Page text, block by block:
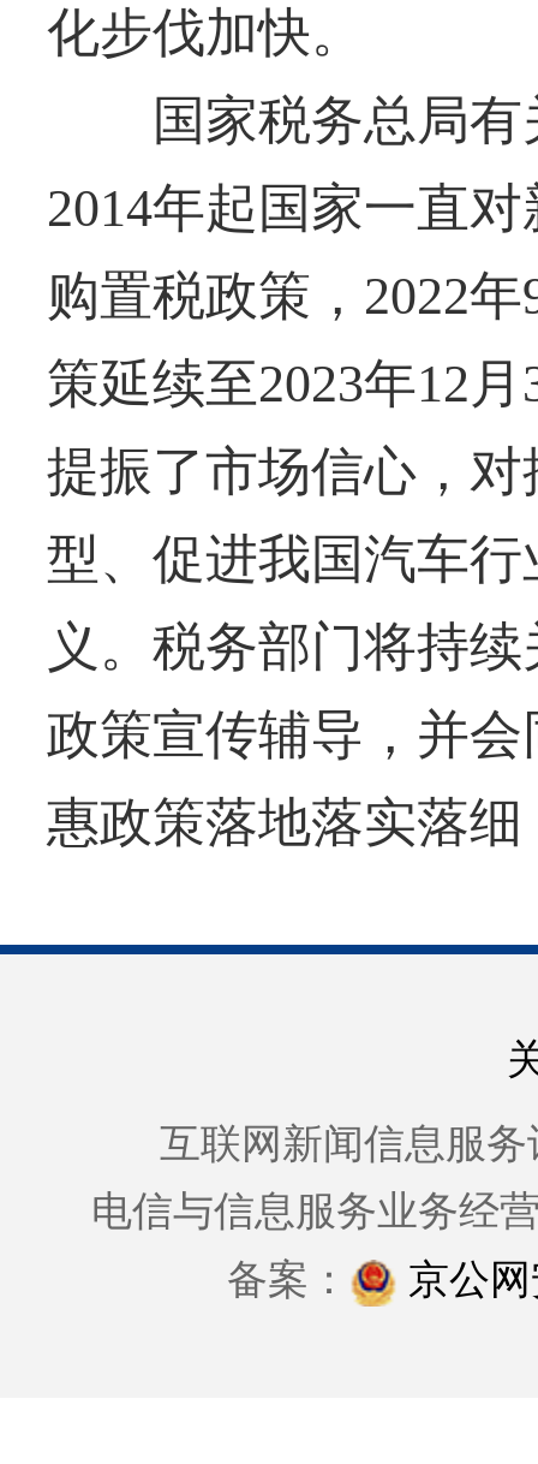
化步伐加快。
国家税务总局有
2014年起国家一直
购置税政策，2022
策延续至2023年12
提振了市场信心，
型、促进我国汽车
义。税务部门将持
政策宣传辅导，并
惠政策落地落实落
互联网新闻信息服务
电信与信息服务业务经
备案：
京公网